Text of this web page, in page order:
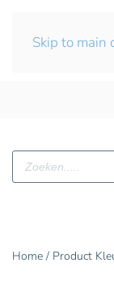
Skip to main
Producten
zoeken
Home / Product